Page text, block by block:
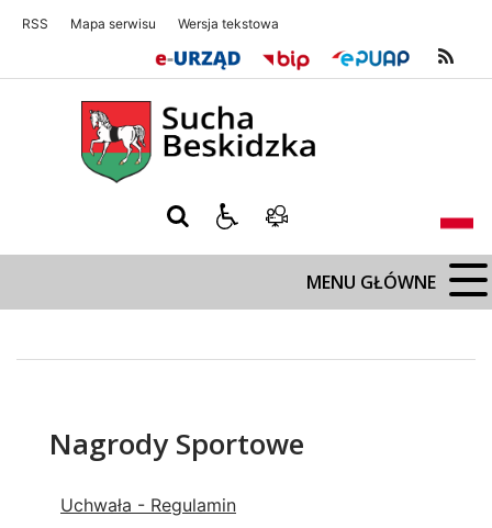
RSS Mapa serwisu Wersja tekstowa
Sucha Beskidzka
MENU GŁÓWNE
Nagrody Sportowe
Lista stron
Uchwała - Regulamin